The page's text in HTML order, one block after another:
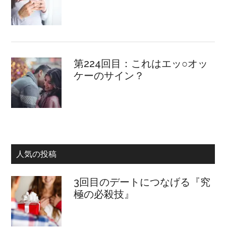
第224回目：これはエッ○オッ
ケーのサイン？
人気の投稿
3回目のデートにつなげる『究
極の必殺技』